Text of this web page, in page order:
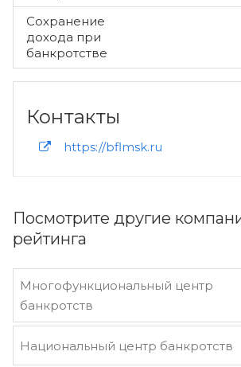
Посмотрите другие
рейтинга
Многофункциональный центр
банкротств
Национальный центр банкротств
Сохранение
дохода при
банкротстве
Контакты
https://bflmsk.ru